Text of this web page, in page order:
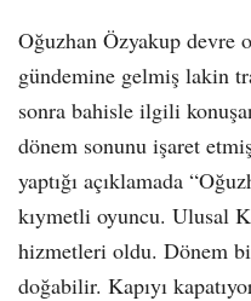
Oğuzhan Özyakup devre
gündemine gelmiş lakin
sonra bahisle ilgili
dönem sonunu işaret
yaptığı açıklamada
kıymetli oyuncu. Ulusal
hizmetleri oldu. Dönem
doğabilir. Kapıyı